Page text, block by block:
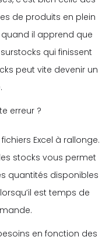
de produits en plein
il apprend que
qui finissent
peut vite devenir un
erreur ?
Excel à rallonge.
stocks vous permet
quantités disponibles
est temps de
en fonction des